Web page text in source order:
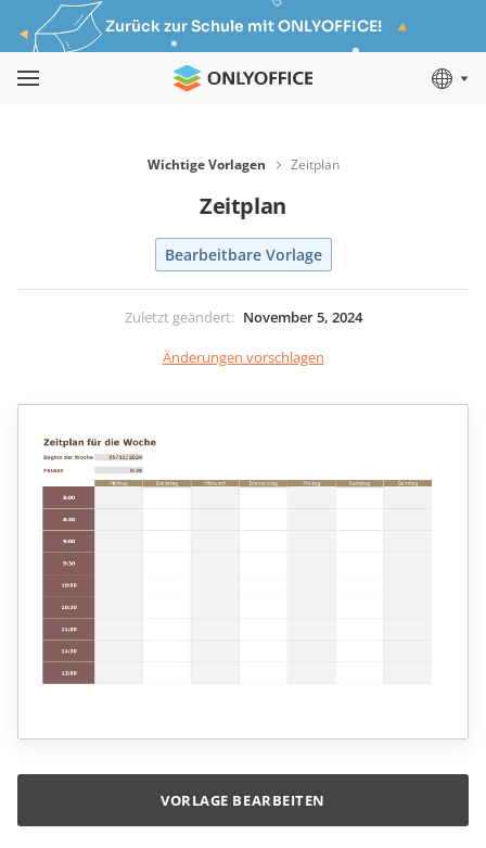
Zurück zur Schule mit ONLYOFFICE!
Wichtige Vorlagen Zeitplan
Zeitplan
Bearbeitbare Vorlage
Zuletzt geändert: November 5, 2024
Änderungen vorschlagen
VORLAGE BEARBEITEN